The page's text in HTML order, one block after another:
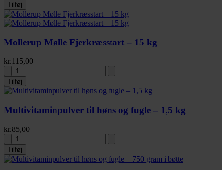
Tilføj
Mollerup Mølle Fjerkræsstart – 15 kg
kr.115,00
Tilføj
Multivitaminpulver til høns og fugle – 1,5 kg
kr.85,00
Tilføj